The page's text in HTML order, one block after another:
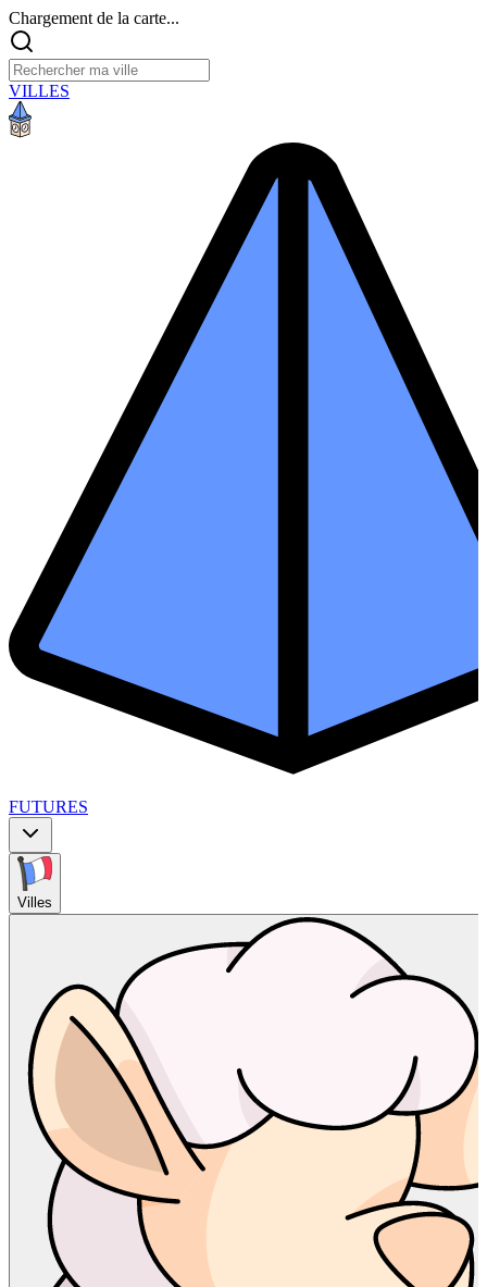
Chargement de la carte...
VILLES
FUTURES
Villes